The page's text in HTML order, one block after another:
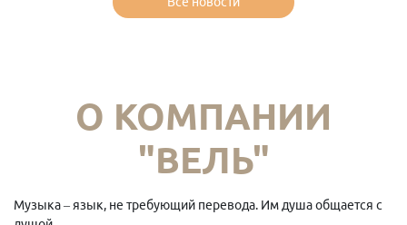
О КОМПАНИИ
"ВЕЛЬ"
Музыка – язык, не требующий перевода. Им душа общается с